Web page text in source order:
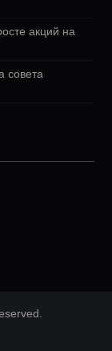
акций на
совета